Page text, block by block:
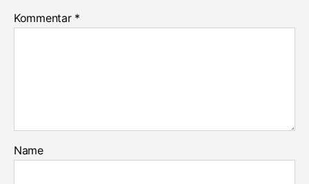
Kommentar *
Name